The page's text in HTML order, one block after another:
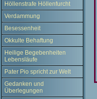
Höllenstrafe Höllenfurcht
Verdammung
Besessenheit
Okkulte Behaftung
Heilige Begebenheiten
Lebensläufe
Pater Pio spricht zur Welt
Gedanken und
Überlegungen